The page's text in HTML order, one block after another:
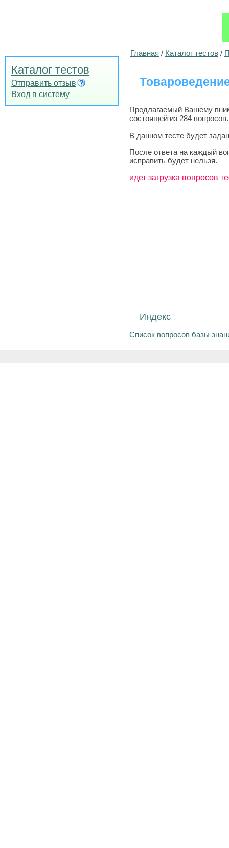
Каталог тестов
Отправить отзыв
Вход в систему
Главная / Каталог тестов /
Предлагаемый Вашему
состоящей из 284 вопросов.
В данном тесте будет
После ответа на каждый
исправить будет нельзя.
идет загрузка вопросов
Индекс
Список вопросов базы